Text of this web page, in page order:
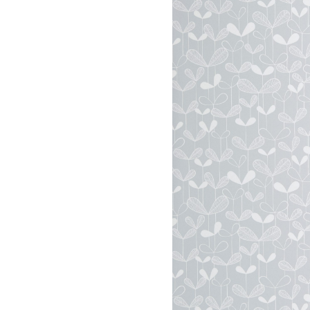
Meetups